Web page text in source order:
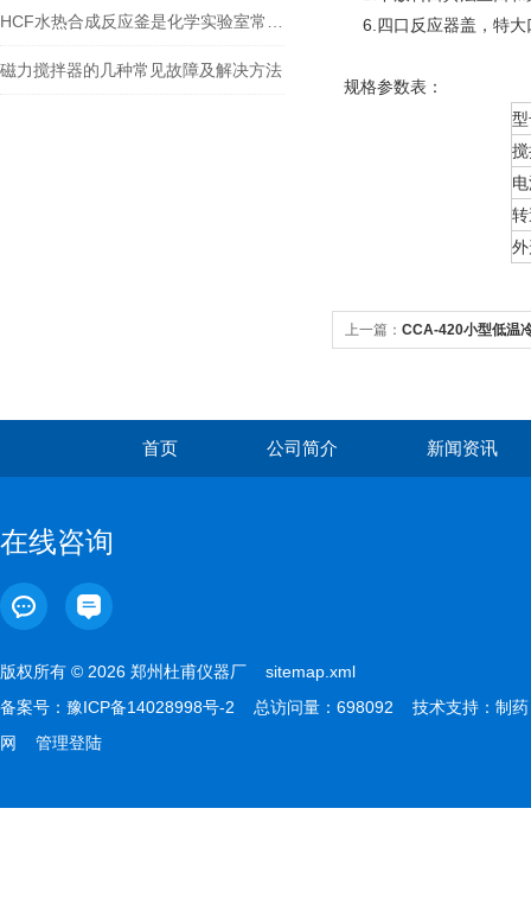
磁力搅拌器的几种常见故障及解决方法
6.四口反应器盖，特大
规格参数表：
上一篇： CCA-420小型低温
首页 公司简介 新闻资讯
在线咨询
版权所有 © 2026 郑州杜甫仪器厂 sitemap.xml
备案号： 豫ICP备14028998号-2 总访问量：698092 技术支持： 制药
网
管理登陆